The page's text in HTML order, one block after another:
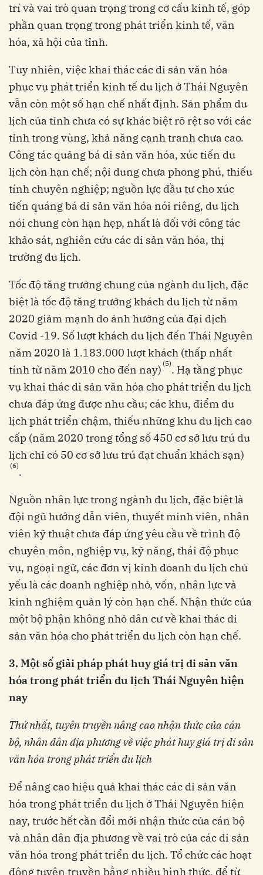
trí và vai trò quan trọng trong cơ cấu kinh tế, góp
phần quan trọng trong phát triển kinh tế, văn
hóa, xã hội của tỉnh.
Tuy nhiên, việc khai thác các di sản văn hóa
phục vụ phát triển kinh tế du lịch ở Thái Nguyên
vẫn còn một số hạn chế nhất định. Sản phẩm du
lịch của tỉnh chưa có sự khác biệt rõ rệt so với các
tỉnh trong vùng, khả năng cạnh tranh chưa cao.
Công tác quảng bá di sản văn hóa, xúc tiến du
lịch còn hạn chế; nội dung chưa phong phú, thiếu
tính chuyên nghiệp; nguồn lực đầu tư cho xúc
tiến quáng bá di sản văn hóa nói riêng, du lịch
nói chung còn hạn hẹp, nhất là đối với công tác
khảo sát, nghiên cứu các di sản văn hóa, thị
trường du lịch.
Tốc độ tăng trưởng chung của ngành du lịch, đặc
biệt là tốc độ tăng trưởng khách du lịch từ năm
2020 giảm mạnh do ảnh hưởng của đại dịch
Covid -19. Số lượt khách du lịch đến Thái Nguyên
năm 2020 là 1.183.000 lượt khách (thấp nhất
tính từ năm 2010 cho đến nay) (5). Hạ tầng phục
vụ khai thác di sản văn hóa cho phát triển du lịch
chưa đáp ứng được nhu cầu; các khu, điểm du
lịch phát triển chậm, thiếu những khu du lịch cao
cấp (năm 2020 trong tổng số 450 cơ sở lưu trú du
lịch chỉ có 50 cơ sở lưu trú đạt chuẩn khách sạn)
(6).
Nguồn nhân lực trong ngành du lịch, đặc biệt là
đội ngũ hướng dẫn viên, thuyết minh viên, nhân
viên kỹ thuật chưa đáp ứng yêu cầu về trình độ
chuyên môn, nghiệp vụ, kỹ năng, thái độ phục
vụ, ngoại ngữ, các đơn vị kinh doanh du lịch chủ
yếu là các doanh nghiệp nhỏ, vốn, nhân lực và
kinh nghiệm quản lý còn hạn chế. Nhận thức của
một bộ phận không nhỏ dân cư về khai thác di
sản văn hóa cho phát triển du lịch còn hạn chế.
3. Một số giải pháp phát huy giá trị di sản văn
hóa trong phát triển du lịch Thái Nguyên hiện
nay
Thứ nhất, tuyên truyền nâng cao nhận thức của cán
bộ, nhân dân địa phương về việc phát huy giá trị di sản
văn hóa trong phát triển du lịch
Để nâng cao hiệu quả khai thác các di sản văn
hóa trong phát triển du lịch ở Thái Nguyên hiện
nay, trước hết cần đổi mới nhận thức của cán bộ
và nhân dân địa phương về vai trò của các di sản
văn hóa trong phát triển du lịch. Tổ chức các hoạt
động tuyên truyền bằng nhiều hình thức, để từ